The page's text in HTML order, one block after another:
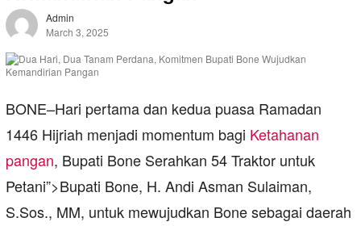
Admin
March 3, 2025
BONE–Hari pertama dan kedua puasa Ramadan
1446 Hijriah menjadi momentum bagi Ketahanan
pangan, Bupati Bone Serahkan 54 Traktor untuk
Petani”>Bupati Bone, H. Andi Asman Sulaiman,
S.Sos., MM, untuk mewujudkan Bone sebagai daerah